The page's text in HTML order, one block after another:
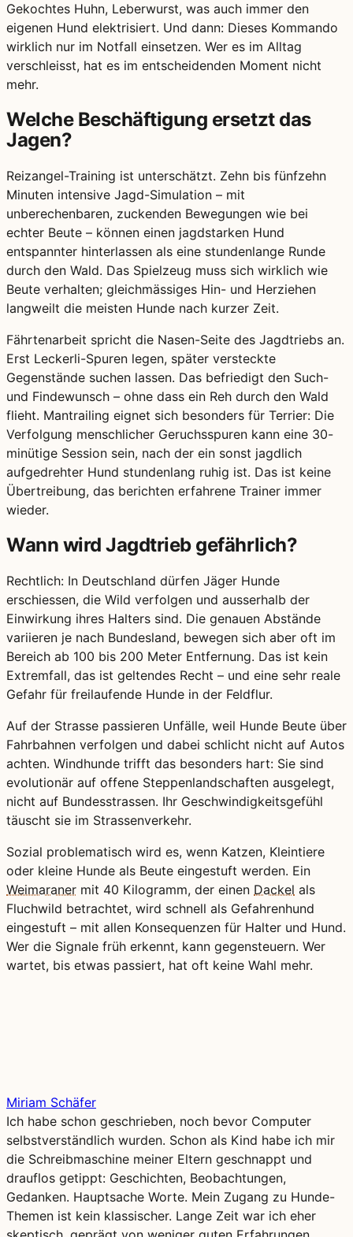
Gekochtes Huhn, Leberwurst, was auch immer den
eigenen Hund elektrisiert. Und dann: Dieses Kommando
wirklich nur im Notfall einsetzen. Wer es im Alltag
verschleisst, hat es im entscheidenden Moment nicht
mehr.
Welche Beschäftigung ersetzt das
Jagen?
Reizangel-Training ist unterschätzt. Zehn bis fünfzehn
Minuten intensive Jagd-Simulation – mit
unberechenbaren, zuckenden Bewegungen wie bei
echter Beute – können einen jagdstarken Hund
entspannter hinterlassen als eine stundenlange Runde
durch den Wald. Das Spielzeug muss sich wirklich wie
Beute verhalten; gleichmässiges Hin- und Herziehen
langweilt die meisten Hunde nach kurzer Zeit.
Fährtenarbeit spricht die Nasen-Seite des Jagdtriebs an.
Erst Leckerli-Spuren legen, später versteckte
Gegenstände suchen lassen. Das befriedigt den Such-
und Findewunsch – ohne dass ein Reh durch den Wald
flieht. Mantrailing eignet sich besonders für Terrier: Die
Verfolgung menschlicher Geruchsspuren kann eine 30-
minütige Session sein, nach der ein sonst jagdlich
aufgedrehter Hund stundenlang ruhig ist. Das ist keine
Übertreibung, das berichten erfahrene Trainer immer
wieder.
Wann wird Jagdtrieb gefährlich?
Rechtlich: In Deutschland dürfen Jäger Hunde
erschiessen, die Wild verfolgen und ausserhalb der
Einwirkung ihres Halters sind. Die genauen Abstände
variieren je nach Bundesland, bewegen sich aber oft im
Bereich ab 100 bis 200 Meter Entfernung. Das ist kein
Extremfall, das ist geltendes Recht – und eine sehr reale
Gefahr für freilaufende Hunde in der Feldflur.
Auf der Strasse passieren Unfälle, weil Hunde Beute über
Fahrbahnen verfolgen und dabei schlicht nicht auf Autos
achten. Windhunde trifft das besonders hart: Sie sind
evolutionär auf offene Steppenlandschaften ausgelegt,
nicht auf Bundesstrassen. Ihr Geschwindigkeitsgefühl
täuscht sie im Strassenverkehr.
Sozial problematisch wird es, wenn Katzen, Kleintiere
oder kleine Hunde als Beute eingestuft werden. Ein
Weimaraner mit 40 Kilogramm, der einen Dackel als
Fluchwild betrachtet, wird schnell als Gefahrenhund
eingestuft – mit allen Konsequenzen für Halter und Hund.
Wer die Signale früh erkennt, kann gegensteuern. Wer
wartet, bis etwas passiert, hat oft keine Wahl mehr.
Miriam Schäfer
Ich habe schon geschrieben, noch bevor Computer
selbstverständlich wurden. Schon als Kind habe ich mir
die Schreibmaschine meiner Eltern geschnappt und
drauflos getippt: Geschichten, Beobachtungen,
Gedanken. Hauptsache Worte. Mein Zugang zu Hunde-
Themen ist kein klassischer. Lange Zeit war ich eher